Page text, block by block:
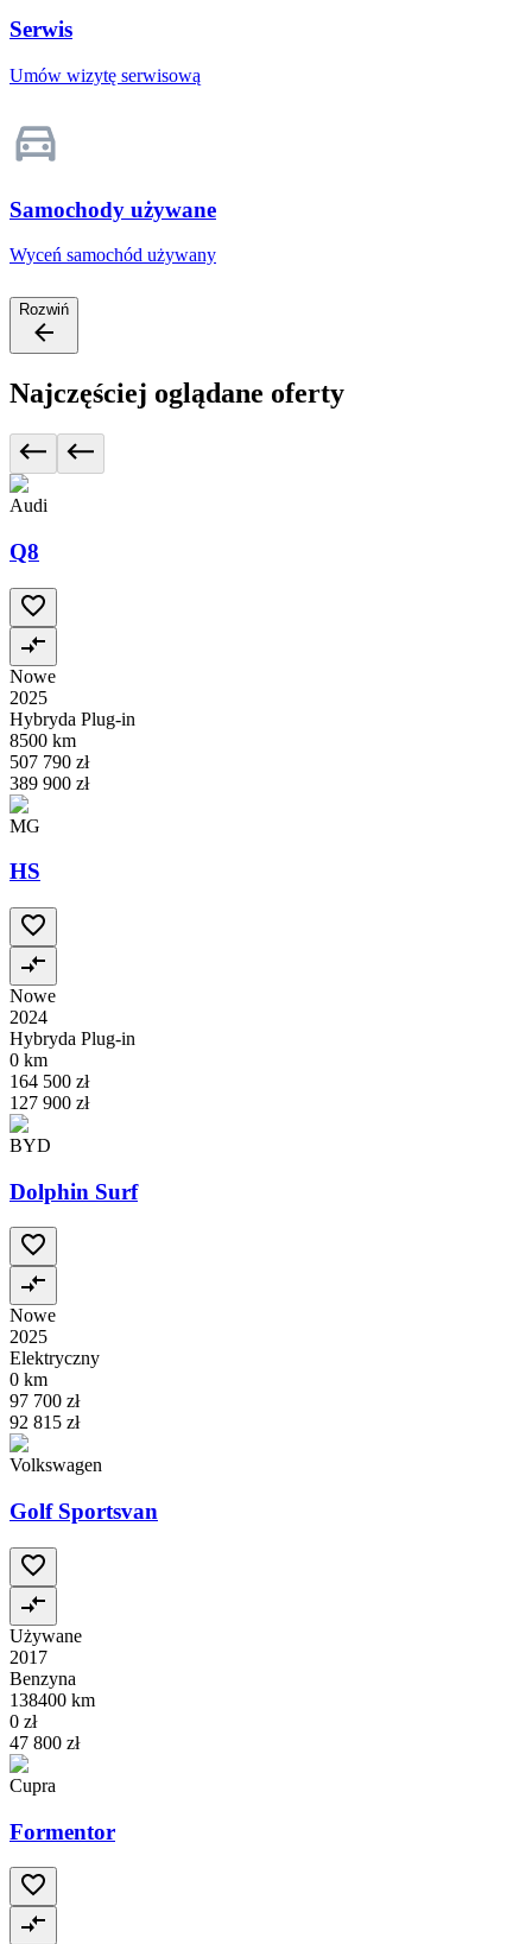
Serwis
Umów wizytę serwisową
Samochody używane
Wyceń samochód używany
Rozwiń
Najczęściej oglądane oferty
Audi
Q8
Nowe
2025
Hybryda Plug-in
8500 km
507 790 zł
389 900 zł
MG
HS
Nowe
2024
Hybryda Plug-in
0 km
164 500 zł
127 900 zł
BYD
Dolphin Surf
Nowe
2025
Elektryczny
0 km
97 700 zł
92 815 zł
Volkswagen
Golf Sportsvan
Używane
2017
Benzyna
138400 km
0 zł
47 800 zł
Cupra
Formentor